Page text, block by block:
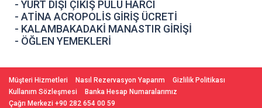
- YURT DIŞI ÇIKIŞ PULU HARCI
- ATİNA ACROPOLİS GİRİŞ ÜCRETİ
- KALAMBAKADAKİ MANASTIR GİRİŞİ
- ÖĞLEN YEMEKLERİ
Müşteri Hizmetleri Nasıl Rezervasyon Yaparım
Gizlilik Politikası
Kullanım Sözleşmesi
Banka Hesap Numaralarımız
Çağrı Merkezi +90 282 654 00 59